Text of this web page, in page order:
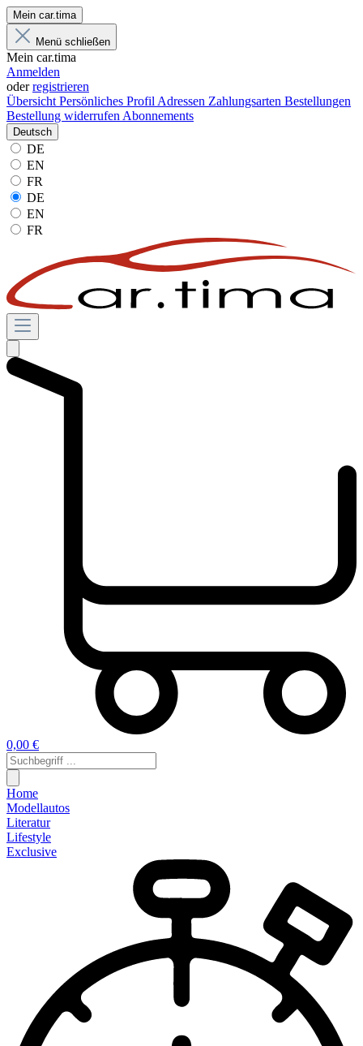
Mein car.tima
Menü schließen
Mein car.tima
Anmelden
oderregistrieren
Übersicht Persönliches Profil Adressen Zahlungsarten Bestellungen
Bestellung widerrufen Abonnements
Deutsch
DE
EN
FR
DE
EN
FR
0,00 €
Home
Modellautos
Literatur
Lifestyle
Exclusive